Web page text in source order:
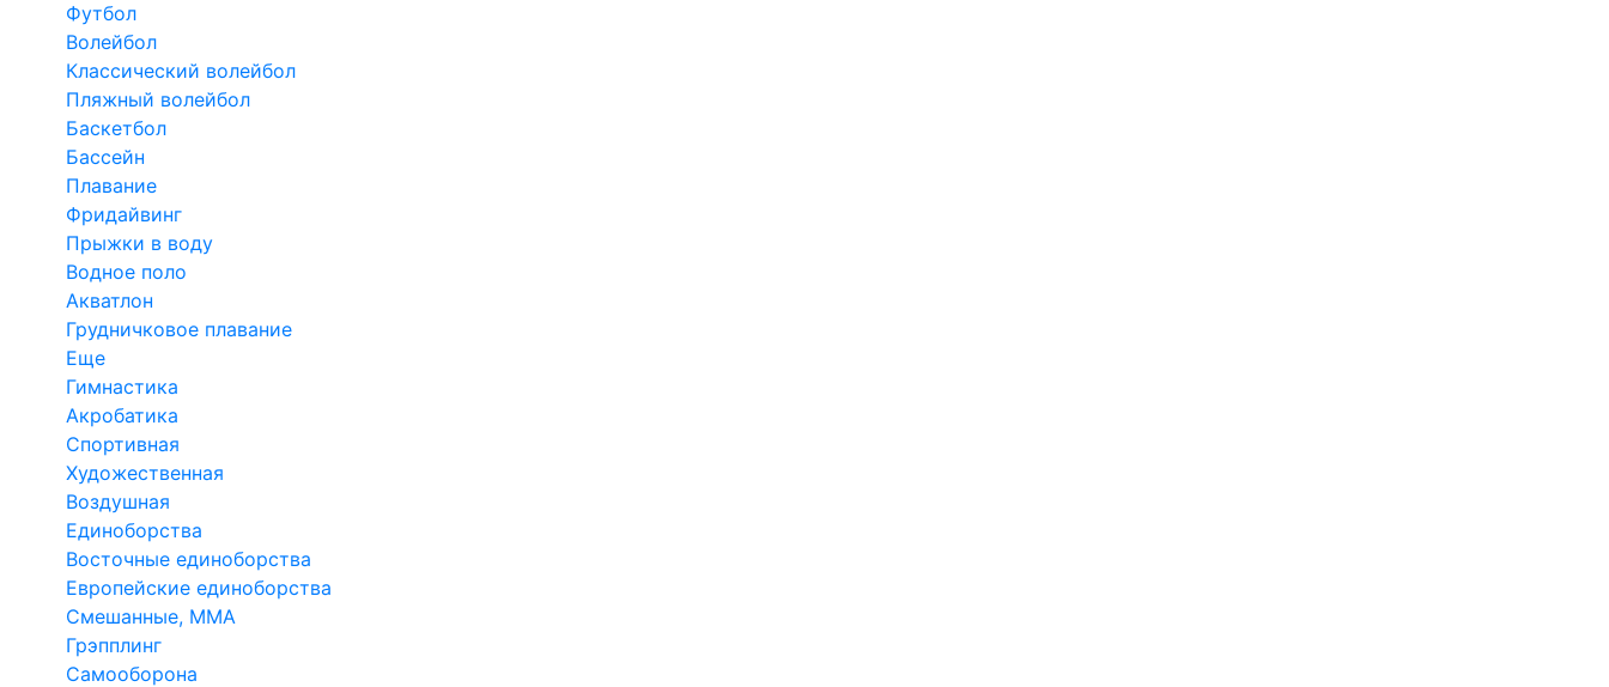
Футбол
Волейбол
Классический волейбол
Пляжный волейбол
Баскетбол
Бассейн
Плавание
Фридайвинг
Прыжки в воду
Водное поло
Акватлон
Грудничковое плавание
Еще
Гимнастика
Акробатика
Спортивная
Художественная
Воздушная
Единоборства
Восточные единоборства
Европейские единоборства
Смешанные, ММА
Грэпплинг
Самооборона